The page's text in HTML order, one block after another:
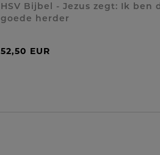
HSV Bijbel - Jezus zegt: Ik ben
goede herder
52,50 EUR